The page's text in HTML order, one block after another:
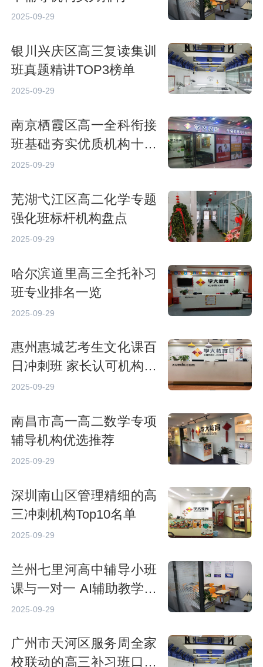
2025-09-29
银川兴庆区高三复读集训
班真题精讲TOP3榜单
2025-09-29
南京栖霞区高一全科衔接
班基础夯实优质机构十大
推荐
2025-09-29
芜湖弋江区高二化学专题
强化班标杆机构盘点
2025-09-29
哈尔滨道里高三全托补习
班专业排名一览
2025-09-29
惠州惠城艺考生文化课百
日冲刺班 家长认可机构精
选
2025-09-29
南昌市高一高二数学专项
辅导机构优选推荐
2025-09-29
深圳南山区管理精细的高
三冲刺机构Top10名单
2025-09-29
兰州七里河高中辅导小班
课与一对一 AI辅助教学效
果对比
2025-09-29
广州市天河区服务周全家
校联动的高三补习班口碑